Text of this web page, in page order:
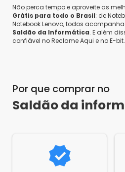
Como está o estado do
Responder
Saldão da
Olá Rodrigo,
mas o produto funciona
testam antes de enviar
Não perca tempo e aproveite as
Grátis para todo o Brasil: de
Notebook Lenovo, todos
Saldão da Informática. E além
confiável no Reclame Aqui e no E-bit.
Por que comprar no
Saldão da